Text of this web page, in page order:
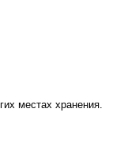
местах хранения.